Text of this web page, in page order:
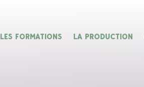
LES FORMATIONS LA PRODUCTION